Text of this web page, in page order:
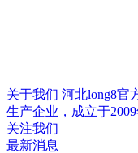
关于我们 河北long8官
生产企业，成立于
关注我们
最新消息